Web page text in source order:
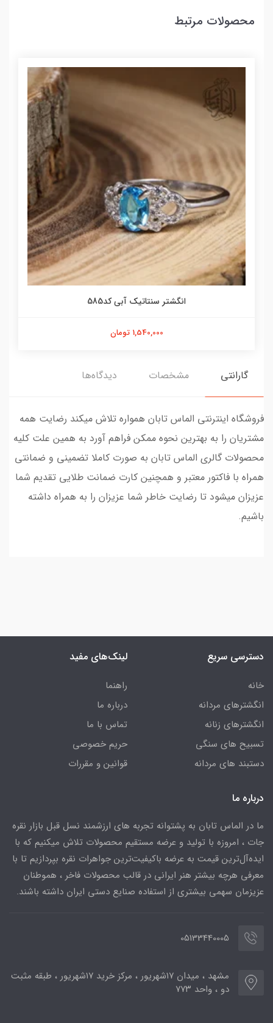
محصولات مرتبط
انگشتر سنتاتیک آبی کد585
1,540,000 تومان
گارانتی مشخصات دیدگاه‌ها
فروشگاه اینترنتی الماس تابان همواره تلاش میکند رضایت همه
مشتریان را به بهترین نحوه ممکن فراهم آورد به همین علت کلیه
محصولات گالری الماس تابان به صورت کاملا تضمینی و ضمانتی
همراه با فاکتور معتبر و همچنین کارت ضمانت طلایی تقدیم شما
عزیزان میشود تا رضایت خاطر شما عزیزان را به همراه داشته
باشیم.
دسترسی سریع
خانه
انگشترهای مردانه
انگشترهای زنانه
تسبیح های سنگی
دستبند های مردانه
لینک‌های مفید
راهنما
درباره ما
تماس با ما
حریم خصوصی
قوانین و مقررات
درباره ما
ما در الماس تابان به پشتوانه تجربه های ارزشمند نسل قبل بازار نقره
جات ، امروزه با تولید و عرضه مستقیم محصولات تلاش میکنیم که با
ایده‌آل‌ترین قیمت به عرضه باکیفیت‌ترین جواهرات نقره بپردازیم تا با
معرفی هرچه بیشتر هنر ایرانی در قالب محصولات فاخر ، هموطنان
عزیزمان سهمی بیشتری از استفاده صنایع دستی ایران داشته باشند.
05133440005
مشهد ، میدان ۱۷شهریور ، مرکز خرید ۱۷شهریور ، طبقه مثبت
دو ، واحد ۷۷۳